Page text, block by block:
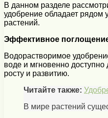
В данном разделе
удобрение обладает рядом
растений.
Эффективное
Водорастворимое
воде и мгновенно
росту и развитию.
Читайте также:
В мире растений